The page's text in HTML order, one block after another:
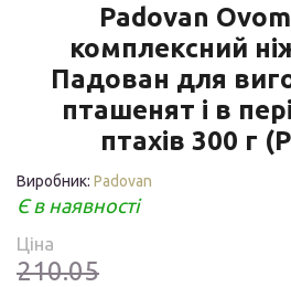
Padovan
комплексний
Падован для
пташенят і в
птахів 300 г
Виробник: Padovan
Є в наявності
Ціна
210.05